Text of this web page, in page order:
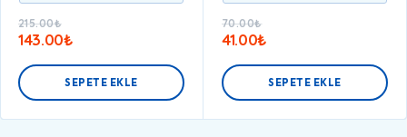
215.00₺
143.00₺
SEPETE EKLE
70.00₺
41.00₺
SEPETE EKLE